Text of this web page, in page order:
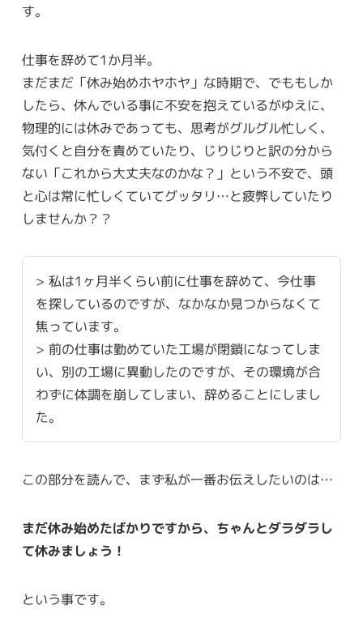
す。
仕事を辞めて1か月半。
まだまだ「休み始めホヤホヤ」な時期で、でももしか
したら、休んでいる事に不安を抱えているがゆえに、
物理的には休みであっても、思考がグルグル忙しく、
気付くと自分を責めていたり、じりじりと訳の分から
ない「これから大丈夫なのかな？」という不安で、頭
と心は常に忙しくていてグッタリ…と疲弊していたり
しませんか？？
> 私は1ヶ月半くらい前に仕事を辞めて、今仕事
を探しているのですが、なかなか見つからなくて
焦っています。
> 前の仕事は勤めていた工場が閉鎖になってしま
い、別の工場に異動したのですが、その環境が合
わずに体調を崩してしまい、辞めることにしまし
た。
この部分を読んで、まず私が一番お伝えしたいのは…
まだ休み始めたばかりですから、ちゃんとダラダラし
て休みましょう！
という事です。